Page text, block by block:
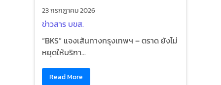
23 กรกฎาคม 2026
ข่าวสาร บขส.
“BKS” แจงเส้นทางกรุงเทพฯ – ตราด ยังไม่
หยุดให้บริกา...
Read More